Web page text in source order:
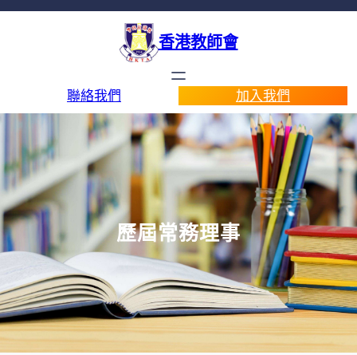
香港教師會
聯絡我們 加入我們
歷屆常務理事